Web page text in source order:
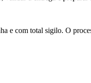
e com total sigilo. O